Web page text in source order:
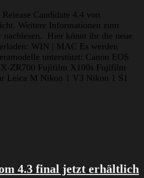
Candidate 4.4 von
Weitere Informationen zum
nachlesen. Hier könnt ihr die neue
WIN | MAC Es werden
unterstützt: Canon EOS
ZR700 Fujifilm X100s Fujifilm
Leica M Nikon 1 V3 Nikon 1 S1
4.3 final jetzt erhältlich